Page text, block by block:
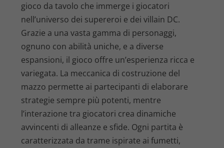
gioco da tavolo che immerge i giocatori
nell’universo dei supereroi e dei villain DC.
Grazie a una vasta gamma di personaggi,
ognuno con abilità uniche, e a diverse
espansioni, il gioco offre un’esperienza ricca e
variegata. La meccanica di costruzione del
mazzo permette ai partecipanti di elaborare
strategie sempre più potenti, mentre
l’interazione tra giocatori crea dinamiche
avvincenti di alleanze e sfide. Ogni partita è
caratterizzata da trame ispirate ai fumetti,